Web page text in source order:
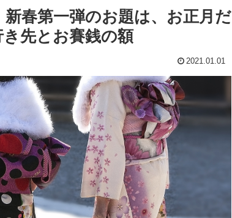
春第一弾のお題は、お正月だ
先とお賽銭の額
2021.01.01